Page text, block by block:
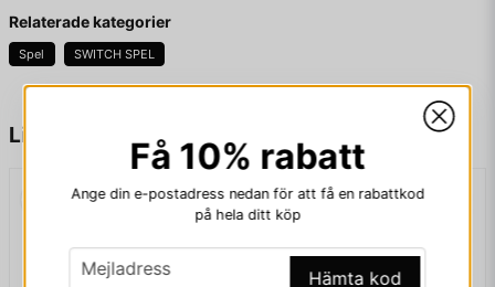
Liknande produkter
KOMPLETT I BOX
Fråga oss något om denna produkten...
Relaterade kategorier
Spel SWITCH SPEL
Få 10% rabatt
Ange din e-postadress nedan för att få en rabattkod
på hela ditt köp
email
Mejladress Hämta kod